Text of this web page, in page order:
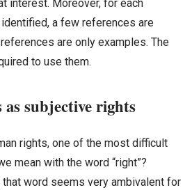
interest. Moreover, for each
a few references are
are only examples. The
to use them.
subjective rights
rights, one of the most difficult
mean with the word “right”?
that word seems very ambivalent for